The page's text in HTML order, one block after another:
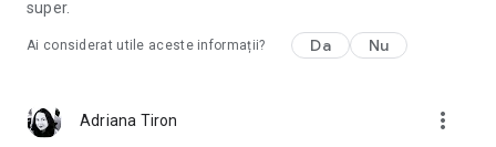
super.
Ai considerat utile aceste informații? Da Nu
Adriana Tiron more_vert